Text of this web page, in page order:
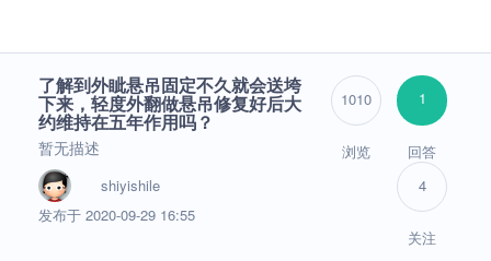
了解到外眦悬吊固定不久就会送垮
下来，轻度外翻做悬吊修复好后大
约维持在五年作用吗？
暂无描述
shiyishile
发布于 2020-09-29 16:55
1010
浏览
1
回答
4
关注